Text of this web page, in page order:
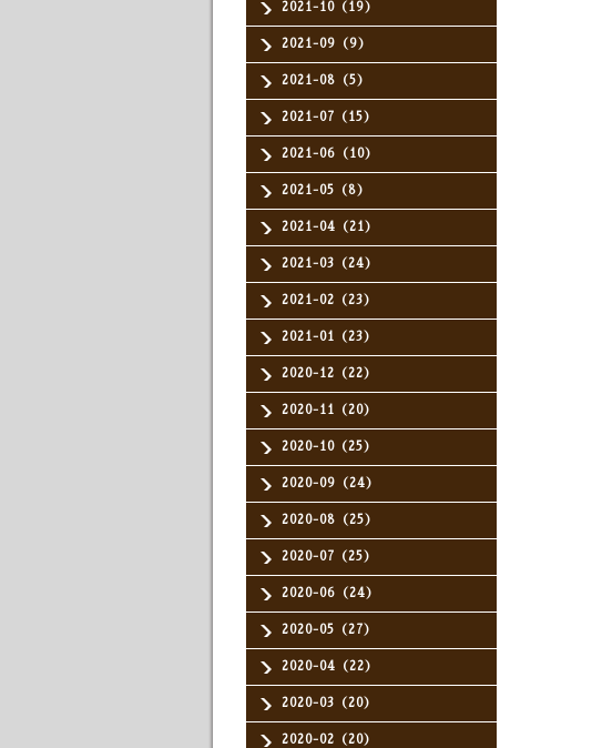
2021-10（19）
2021-09（9）
2021-08（5）
2021-07（15）
2021-06（10）
2021-05（8）
2021-04（21）
2021-03（24）
2021-02（23）
2021-01（23）
2020-12（22）
2020-11（20）
2020-10（25）
2020-09（24）
2020-08（25）
2020-07（25）
2020-06（24）
2020-05（27）
2020-04（22）
2020-03（20）
2020-02（20）